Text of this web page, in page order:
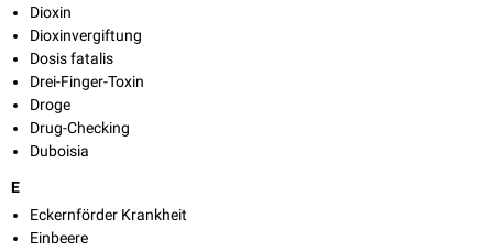
Dioxin
Dioxinvergiftung
Dosis fatalis
Drei-Finger-Toxin
Droge
Drug-Checking
Duboisia
E
Eckernförder Krankheit
Einbeere